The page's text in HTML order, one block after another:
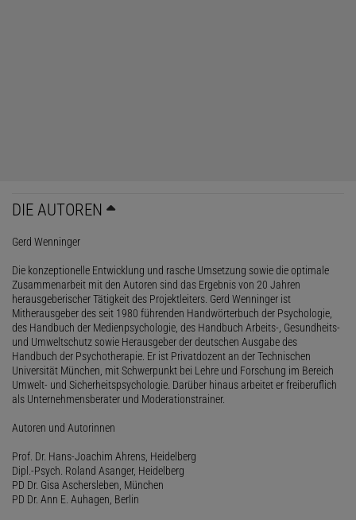
DIE AUTOREN
Gerd Wenninger
Die konzeptionelle Entwicklung und rasche Umsetzung sowie die optimale
Zusammenarbeit mit den Autoren sind das Ergebnis von 20 Jahren
herausgeberischer Tätigkeit des Projektleiters. Gerd Wenninger ist
Mitherausgeber des seit 1980 führenden Handwörterbuch der Psychologie,
des Handbuch der Medienpsychologie, des Handbuch Arbeits-, Gesundheits-
und Umweltschutz sowie Herausgeber der deutschen Ausgabe des
Handbuch der Psychotherapie. Er ist Privatdozent an der Technischen
Universität München, mit Schwerpunkt bei Lehre und Forschung im Bereich
Umwelt- und Sicherheitspsychologie. Darüber hinaus arbeitet er freiberuflich
als Unternehmensberater und Moderationstrainer.
Autoren und Autorinnen
Prof. Dr. Hans-Joachim Ahrens, Heidelberg
Dipl.-Psych. Roland Asanger, Heidelberg
PD Dr. Gisa Aschersleben, München
PD Dr. Ann E. Auhagen, Berlin